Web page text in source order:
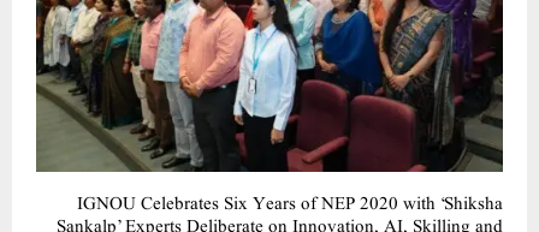
ہمارے کارکنان مستعدی سے عوام تک پہنچ رہے ہیں:ڈاکٹر
نوہیرا شیخ
نئی دہلی (نیوز ریلیز) ملک کی ایکونومک راجدھانی ممبئی سے مہم چلاتی ہوئی مہاراشٹر کی